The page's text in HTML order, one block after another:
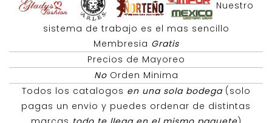
Nuestro
sistema de trabajo es el mas sencillo
Membresia Gratis
Precios de Mayoreo
NoOrden Minima
Todos los catalogos en una sola bodega (solo
pagas un envio y puedes ordenar de distintas